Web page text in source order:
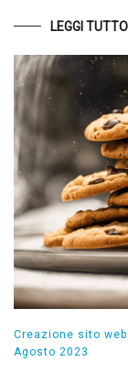
LEGGI TUTTO
Creazione sito web
Agosto 2023